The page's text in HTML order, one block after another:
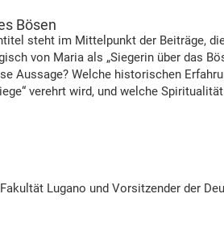
Bösen
steht im Mittelpunkt der Beiträge,
von Maria als „Siegerin über das
Aussage? Welche historischen
verehrt wird, und welche
Lugano und Vorsitzender der